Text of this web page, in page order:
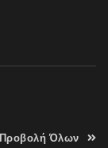
Προβολή Όλων